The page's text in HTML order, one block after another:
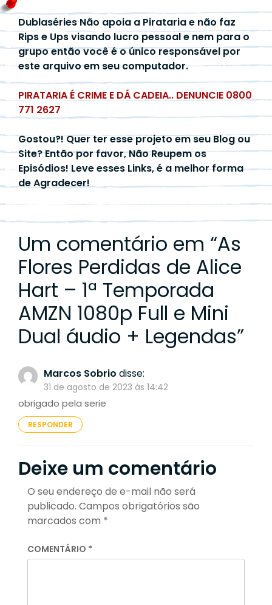
Dublaséries Não apoia a Pirataria e não faz
Rips e Ups visando lucro pessoal e nem para o
grupo então você é o único responsável por
este arquivo em seu computador.
PIRATARIA É CRIME E DÁ CADEIA.. DENUNCIE 0800
771 2627
Gostou?! Quer ter esse projeto em seu Blog ou
Site? Então por favor, Não Reupem os
Episódios! Leve esses Links, é a melhor forma
de Agradecer!
Um comentário em “As
Flores Perdidas de Alice
Hart – 1ª Temporada
AMZN 1080p Full e Mini
Dual áudio + Legendas”
Marcos Sobrio disse:
31 de agosto de 2023 às 14:42
obrigado pela serie
RESPONDER
Deixe um comentário
O seu endereço de e-mail não será
publicado. Campos obrigatórios são
marcados com *
COMENTÁRIO *